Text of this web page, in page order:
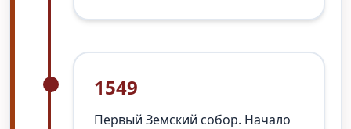
1549
Первый Земский собор. Начало